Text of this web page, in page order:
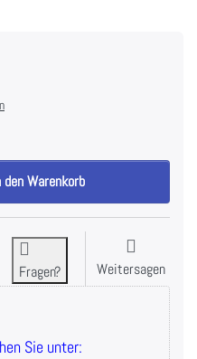
- breite Ausführung - neue
den Warenkorb
Fragen? Weitersagen
Sie unter: